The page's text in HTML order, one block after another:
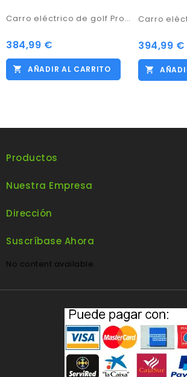
Carro eléctrico de golf Pro Kaddy Modelo S1T2 Negro con batería de 33amp
Precio
384,99 €
AÑADIR AL CARRITO
Precio
394,99 €
Productos
Nuestra Empresa
Dirección
Suscríbase Ahora
No content available.